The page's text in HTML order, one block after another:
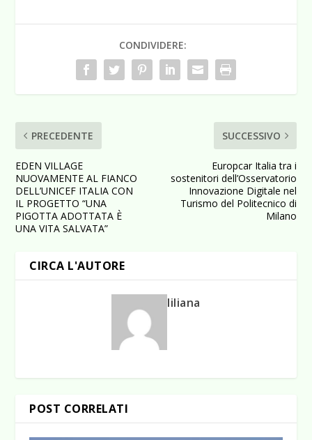
CONDIVIDERE:
PRECEDENTE
EDEN VILLAGE
NUOVAMENTE AL FIANCO
DELL’UNICEF ITALIA CON
IL PROGETTO “UNA
PIGOTTA ADOTTATA È
UNA VITA SALVATA”
SUCCESSIVO
Europcar Italia tra i
sostenitori dell’Osservatorio
Innovazione Digitale nel
Turismo del Politecnico di
Milano
CIRCA L'AUTORE
liliana
POST CORRELATI